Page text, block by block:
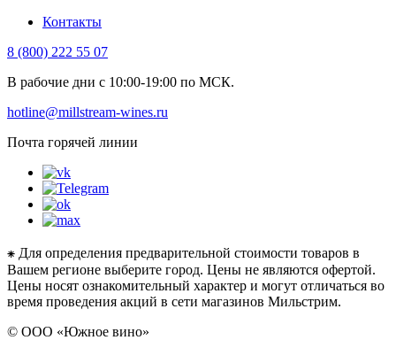
Контакты
8 (800) 222 55 07
В рабочие дни с 10:00-19:00 по МСК.
hotline@millstream-wines.ru
Почта горячей линии
⁕ Для определения предварительной стоимости товаров в
Вашем регионе выберите город. Цены не являются офертой.
Цены носят ознакомительный характер и могут отличаться во
время проведения акций в сети магазинов Мильстрим.
© ООО «Южное вино»